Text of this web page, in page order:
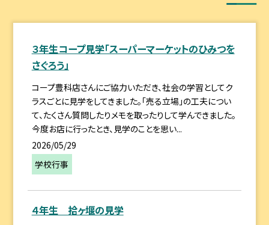
３年生コープ見学「スーパーマーケットのひみつを
さぐろう」
コープ豊科店さんにご協力いただき、社会の学習としてク
ラスごとに見学をしてきました。「売る立場」の工夫につい
て、たくさん質問したりメモを取ったりして学んできました。
今度お店に行ったとき、見学のことを思い...
2026/05/29
学校行事
４年生 拾ヶ堰の見学